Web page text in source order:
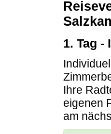
1. Tag -
Ihre
eigenen
am